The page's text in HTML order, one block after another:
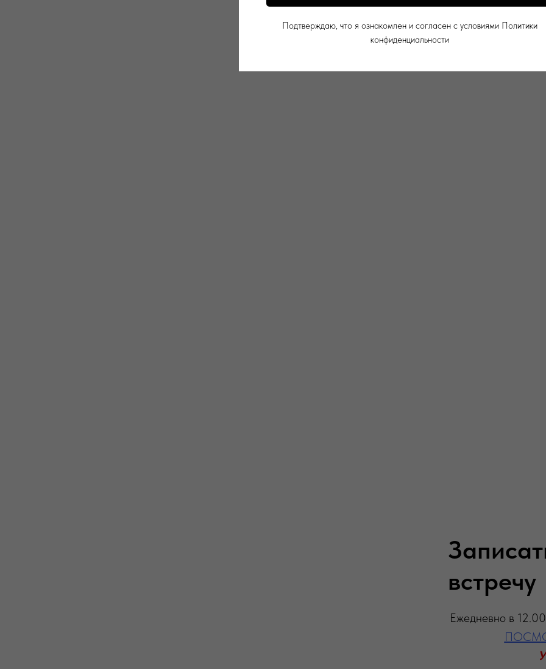
Подтверждаю, что я ознакомлен и согласен с условиями Политики
конфиденциальности
встречу
Ежедневно в